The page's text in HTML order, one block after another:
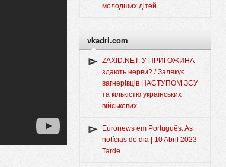
молодших дітей
vkadri.com
ZAXID.NET: У ПРИГОЖИНА
здають нерви? / Залякує
вагнерівців НАСТУПОМ ЗСУ
та кількістю українських
військових
Euronews em Português: As
notícias do dia | 10 Abril 2023 -
Tarde